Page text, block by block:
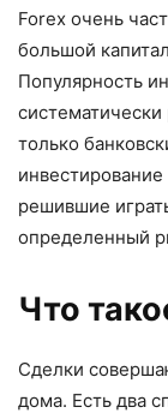
Forex очень
большой
Популярность
систематически
только
решившие
определенный
Что
Сделки
дома. Есть два